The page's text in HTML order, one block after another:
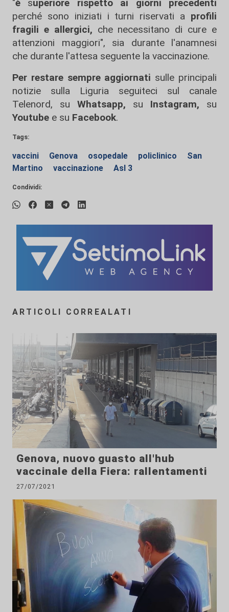
"è superiore rispetto ai giorni precedenti
perché sono iniziati i turni riservati a profili
fragili e allergici, che necessitano di cure e
attenzioni maggiori", sia durante l'anamnesi
che durante l'attesa seguente la vaccinazione.
Per restare sempre aggiornati sulle principali
notizie sulla Liguria seguiteci sul canale
Telenord, su
Whatsapp, su Instagram, su
Youtube e su Facebook.
Tags:
vaccini Genova osopedale policlinico
San
Martino
vaccinazione Asl 3
Condividi:
ARTICOLI CORREALATI
Genova, nuovo guasto all'hub
vaccinale della Fiera: rallentamenti
27/07/2021